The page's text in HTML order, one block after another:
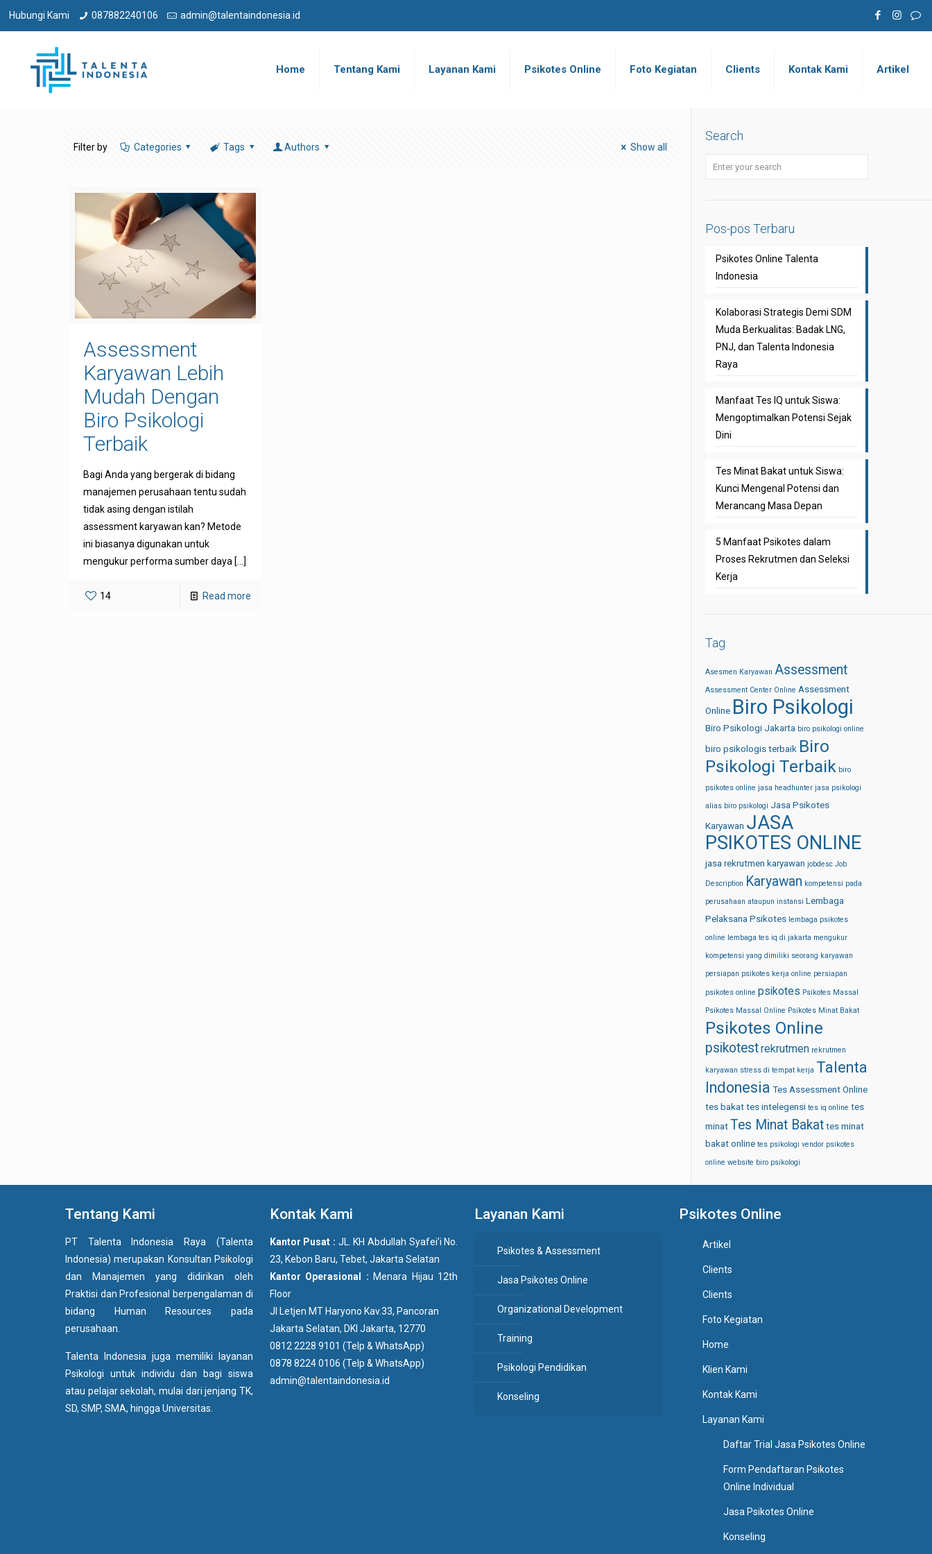
Hubungi Kami 087882240106 admin@talentaindonesia.id
Home Tentang Kami Layanan Kami Psikotes Online Foto Kegiatan Clients Kontak Kami Artikel
Filter by Categories Tags Authors Show all
Assessment
Karyawan Lebih
Mudah Dengan
Biro Psikologi
Terbaik
Bagi Anda yang bergerak di bidang
manajemen perusahaan tentu sudah
tidak asing dengan istilah
assessment karyawan kan? Metode
ini biasanya digunakan untuk
mengukur performa sumber daya […]
14 Read more
Search
Pos-pos Terbaru
Psikotes Online Talenta
Indonesia
Kolaborasi Strategis Demi SDM
Muda Berkualitas: Badak LNG,
PNJ, dan Talenta Indonesia
Raya
Manfaat Tes IQ untuk Siswa:
Mengoptimalkan Potensi Sejak
Dini
Tes Minat Bakat untuk Siswa:
Kunci Mengenal Potensi dan
Merancang Masa Depan
5 Manfaat Psikotes dalam
Proses Rekrutmen dan Seleksi
Kerja
Tag
Asesmen Karyawan Assessment
Assessment Center Online Assessment
Online Biro Psikologi
Biro Psikologi Jakarta biro psikologi online
biro psikologis terbaik Biro
Psikologi Terbaik biro
psikotes online jasa headhunter jasa psikologi
alias biro psikologi Jasa Psikotes
Karyawan JASA
PSIKOTES ONLINE
jasa rekrutmen karyawan jobdesc Job
Description Karyawan kompetensi pada
perusahaan ataupun instansi Lembaga
Pelaksana Psikotes lembaga psikotes
online lembaga tes iq di jakarta mengukur
kompetensi yang dimiliki seorang karyawan
persiapan psikotes kerja online persiapan
psikotes online psikotes Psikotes Massal
Psikotes Massal Online Psikotes Minat Bakat
Psikotes Online
psikotestrekrutmen rekrutmen
karyawan stress di tempat kerja Talenta
Indonesia Tes Assessment Online
tes bakat tes intelegensi tes iq online tes
minat Tes Minat Bakat tes minat
bakat online tes psikologi vendor psikotes
online website biro psikologi
Tentang Kami
PT Talenta Indonesia Raya (Talenta
Indonesia) merupakan Konsultan Psikologi
dan Manajemen yang didirikan oleh
Praktisi dan Profesional berpengalaman di
bidang Human Resources pada
perusahaan.
Talenta Indonesia juga memiliki layanan
Psikologi untuk individu dan bagi siswa
atau pelajar sekolah, mulai dari jenjang TK,
SD, SMP, SMA, hingga Universitas.
Kontak Kami
Kantor Pusat : JL. KH Abdullah Syafei’i No.
23, Kebon Baru, Tebet, Jakarta Selatan
Kantor Operasional : Menara Hijau 12th
Floor
Jl Letjen MT Haryono Kav.33, Pancoran
Jakarta Selatan, DKI Jakarta, 12770
0812 2228 9101 (Telp & WhatsApp)
0878 8224 0106 (Telp & WhatsApp)
admin@talentaindonesia.id
Layanan Kami
Psikotes & Assessment
Jasa Psikotes Online
Organizational Development
Training
Psikologi Pendidikan
Konseling
Psikotes Online
Artikel
Clients
Clients
Foto Kegiatan
Home
Klien Kami
Kontak Kami
Layanan Kami
Daftar Trial Jasa Psikotes Online
Form Pendaftaran Psikotes
Online Individual
Jasa Psikotes Online
Konseling